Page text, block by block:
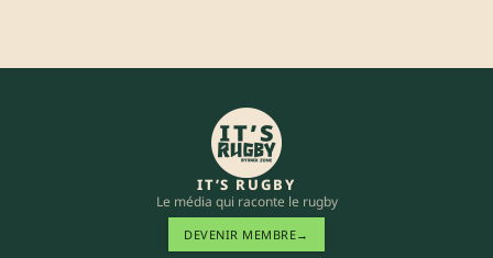
IT’S RUGBY
Le média qui raconte le rugby
DEVENIR MEMBRE→